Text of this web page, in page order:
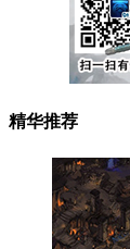
精华推荐